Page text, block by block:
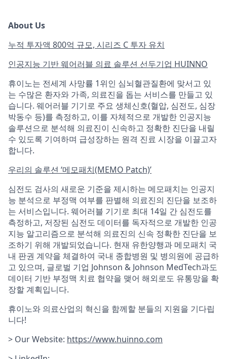
About Us
누적 ​투자액 ​800억 ​규모, 시리즈 ​C 투자 유치
인공지능 기반 ​웨어러블 ​의료 솔루션 ​선두기업 HUINNO
휴이노는 전세계 ​사망률 1위인 ​심뇌혈관질환에 ​맞서고 있
는 ​수많은 ​환자와 ​가족, 의료진을 돕는 ​서비스를 ​만들고 있
습니다. 웨어러블 ​기기로 ​주요 ​생체신호(혈압, 심전도, 심장 ​
박동수 등)를 ​측정하고, ​이를 자체적으로 ​개발한 인공지능 ​
솔루션으로 ​분석해 의료진이 신속하고 ​정확한 진단을 ​내릴
수 있도록 기여하며 급성장하는 원격 진료 시장을 이끌고자
합니다.
우리의 솔루션 ‘메모패치(MEMO Patch)’
심전도 검사의 새로운 기준을 제시하는 메모패치는 인공지
능 분석으로 부정맥 여부를 판별해 의료진의 진단을 보조하
는 서비스입니다. 웨어러블 기기로 최대 14일 간 심전도를
측정하고, 저장된 심전도 데이터를 독자적으로 개발한 인공
지능 알고리즘으로 분석해 의료진의 신속 정확한 진단을 보
조하기 위해 개발되었습니다. 현재 유한양행과 메모패치 국
내 판권 계약을 체결하여 국내 종합병원 및 병의원에 공급하
고 있으며, 글로벌 기업 Johnson & Johnson MedTech과도
데이터 기반 부정맥 치료 협약을 맺어 해외로도 유통망을 확
장할 계획입니다.
휴이노와 의료산업의 혁신을 함께할 분들의 지원을 기다립
니다!
> Our Website: https://www.huinno.com